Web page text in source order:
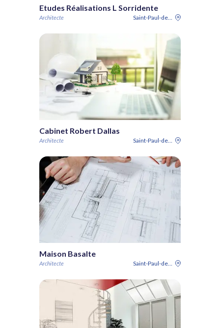
Etudes Réalisations L Sorridente
Architecte Saint-Paul-de-Vence
Cabinet Robert Dallas
Architecte Saint-Paul-de-Vence
Maison Basalte
Architecte Saint-Paul-de-Vence